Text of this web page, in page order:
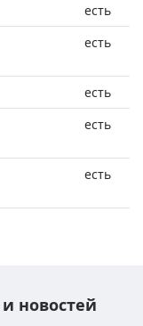
есть
есть
есть
есть
есть
новостей